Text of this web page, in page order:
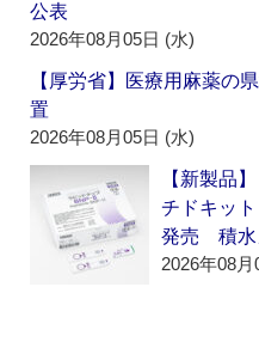
公表
2026年08月05日 (水)
【厚労省】医療用麻薬の
置
2026年08月05日 (水)
【新製品
チドキッ
発売 積
2026年08